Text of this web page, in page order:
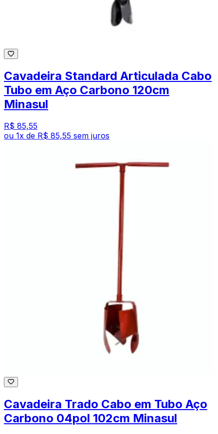
Cavadeira Standard Articulada Cabo
Tubo em Aço Carbono 120cm
Minasul
R$ 85,55
ou 1x de R$ 85,55 sem juros
Cavadeira Trado Cabo em Tubo Aço
Carbono 04pol 102cm Minasul